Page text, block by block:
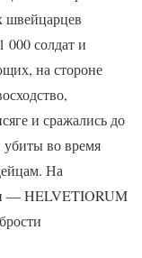
швейцарцев
000 солдат и
на стороне
и сражались до
убиты во время
На
— HELVETIORUM